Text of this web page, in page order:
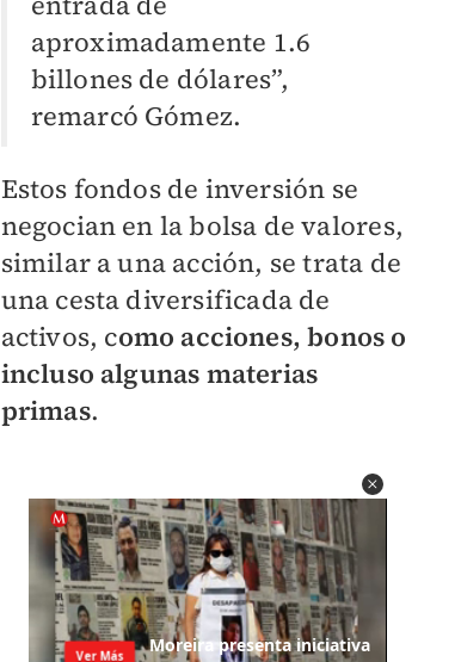
aproximadamente 1.6
billones de dólares”,
remarcó Gómez.
Estos fondos de inversión se
negocian en la bolsa de valores,
similar a una acción, se trata de
una cesta diversificada de
activos, como acciones, bonos o
incluso algunas materias
primas.